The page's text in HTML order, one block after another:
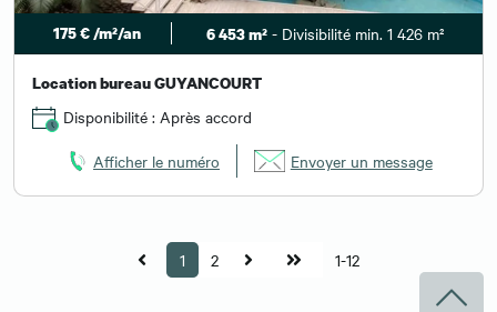
175 € /m²/an 6 453 m² - Divisibilité min. 1 426 m²
Location bureau GUYANCOURT
Disponibilité : Après accord
Afficher le numéro Envoyer un message
1 2 1-12